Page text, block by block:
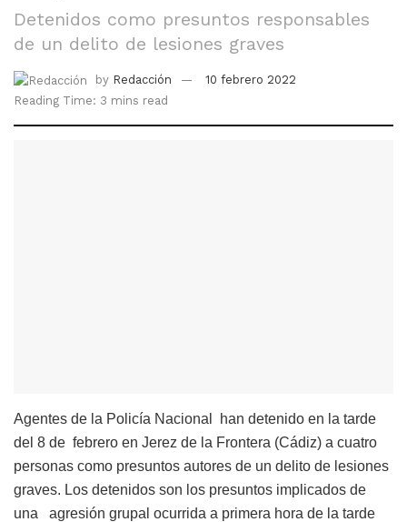
Detenidos como presuntos responsables
de un delito de lesiones graves
by Redacción
10 febrero 2022
Reading Time: 3 mins read
Agentes de la Policía Nacional han detenido en la tarde
del 8 de febrero en Jerez de la Frontera (Cádiz) a cuatro
personas como presuntos autores de un delito de lesiones
graves. Los detenidos son los presuntos implicados de
una agresión grupal ocurrida a primera hora de la tarde